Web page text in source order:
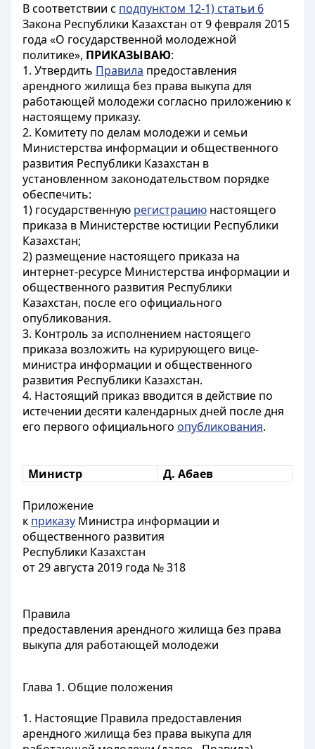
В соответствии с подпунктом 12-1) статьи 6
Закона Республики Казахстан от 9 февраля 2015
года «О государственной молодежной
политике», ПРИКАЗЫВАЮ:
1. Утвердить Правила предоставления
арендного жилища без права выкупа для
работающей молодежи согласно приложению к
настоящему приказу.
2. Комитету по делам молодежи и семьи
Министерства информации и общественного
развития Республики Казахстан в
установленном законодательством порядке
обеспечить:
1) государственную регистрацию настоящего
приказа в Министерстве юстиции Республики
Казахстан;
2) размещение настоящего приказа на
интернет-ресурсе Министерства информации и
общественного развития Республики
Казахстан, после его официального
опубликования.
3. Контроль за исполнением настоящего
приказа возложить на курирующего вице-
министра информации и общественного
развития Республики Казахстан.
4. Настоящий приказ вводится в действие по
истечении десяти календарных дней после дня
его первого официального опубликования.
Министр Д. Абаев
Приложение
к приказу Министра информации и
общественного развития
Республики Казахстан
от 29 августа 2019 года № 318
Правила
предоставления арендного жилища без права
выкупа для работающей молодежи
Глава 1. Общие положения
1. Настоящие Правила предоставления
арендного жилища без права выкупа для